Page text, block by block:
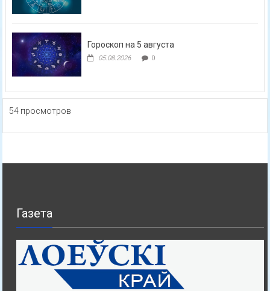
Гороскоп на 5 августа
05.08.2026 0
54 просмотров
Газета